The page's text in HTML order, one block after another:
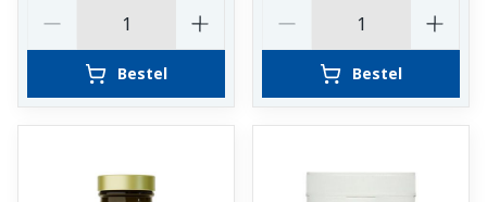
Bestel Bestel